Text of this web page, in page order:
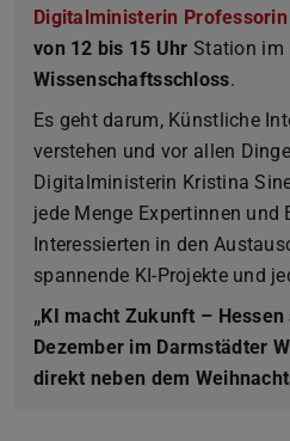
Digitalministerin
von 12 bis 15 Uhr Station im
Wissenschaftsschloss.
Es geht darum, Künstliche
verstehen und vor allen
Digitalministerin Kristina
jede Menge Expertinnen und
Interessierten in den
spannende KI-Projekte und
„KI macht Zukunft –
Dezember im Darmstädter
direkt neben dem